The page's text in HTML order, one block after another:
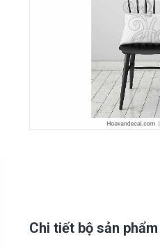
Chi tiết bộ sản phẩm